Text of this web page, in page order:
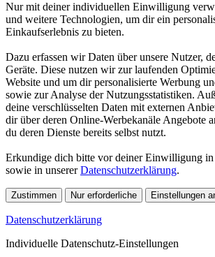
Nur mit deiner individuellen Einwilligung
und weitere Technologien, um dir ein
Einkaufserlebnis zu bieten.
Dazu erfassen wir Daten über unsere Nutzer,
Geräte. Diese nutzen wir zur laufenden
Website und um dir personalisierte Werbung
sowie zur Analyse der Nutzungsstatistiken.
deine verschlüsselten Daten mit externen
dir über deren Online-Werbekanäle Angebote
du deren Dienste bereits selbst nutzt.
Erkundige dich bitte vor deiner Einwilligung in
sowie in unsererDatenschutzerklärung.
Zustimmen Nur erforderliche Einstellungen
Datenschutzerklärung
Individuelle Datenschutz-Einstellungen